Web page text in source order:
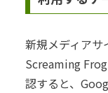
新規メディアサ
Screaming
認すると、